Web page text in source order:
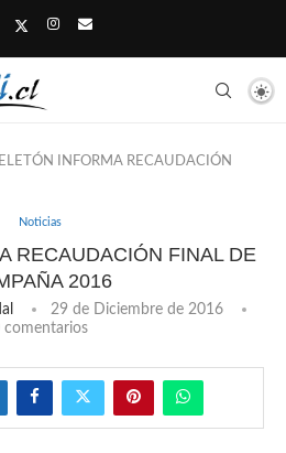
INFORMA RECAUDACIÓN
Noticias
RECAUDACIÓN FINAL DE
2016
29 de Diciembre de 2016
comentarios